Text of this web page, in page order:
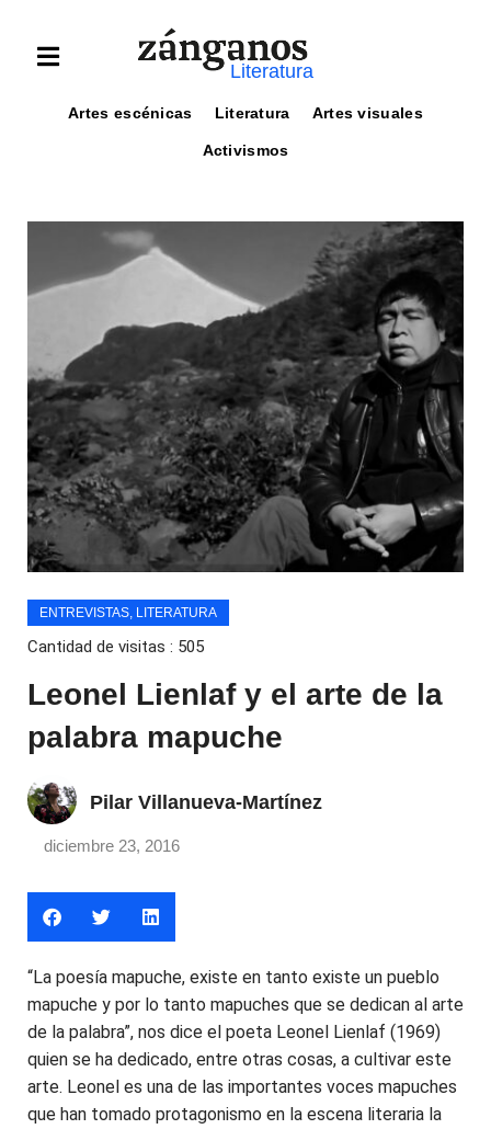
Literatura
Artes escénicas Literatura Artes visuales
Activismos
ENTREVISTAS LITERATURA
Cantidad de visitas : 505
Leonel Lienlaf y el arte de la
palabra mapuche
Pilar Villanueva-Martínez
diciembre 23, 2016
“La poesía mapuche, existe en tanto existe un pueblo
mapuche y por lo tanto mapuches que se dedican al arte
de la palabra”, nos dice el poeta Leonel Lienlaf (1969)
quien se ha dedicado, entre otras cosas, a cultivar este
arte. Leonel es una de las importantes voces mapuches
que han tomado protagonismo en la escena literaria la